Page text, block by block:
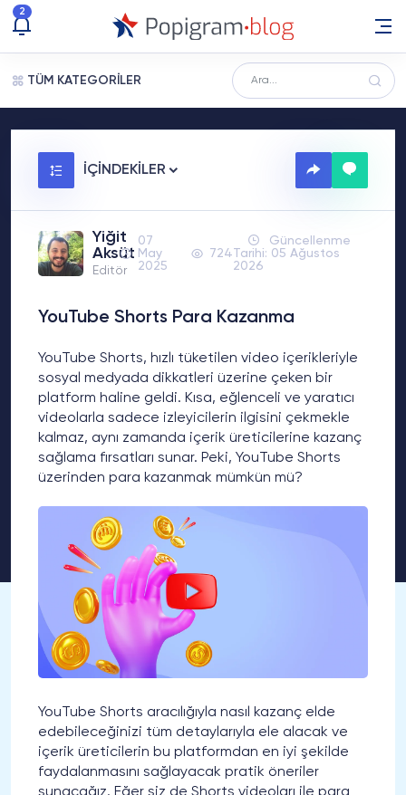
2
TÜM KATEGORİLER
İÇİNDEKİLER
Yiğit
Aksüt
Editör
07
May
2025
724
Güncellenme
Tarihi: 05 Ağustos
2026
YouTube Shorts Para Kazanma
YouTube Shorts, hızlı tüketilen video içerikleriyle
sosyal medyada dikkatleri üzerine çeken bir
platform haline geldi. Kısa, eğlenceli ve yaratıcı
videolarla sadece izleyicilerin ilgisini çekmekle
kalmaz, aynı zamanda içerik üreticilerine kazanç
sağlama fırsatları sunar. Peki, YouTube Shorts
üzerinden para kazanmak mümkün mü?
YouTube Shorts aracılığıyla nasıl kazanç elde
edebileceğinizi tüm detaylarıyla ele alacak ve
içerik üreticilerin bu platformdan en iyi şekilde
faydalanmasını sağlayacak pratik öneriler